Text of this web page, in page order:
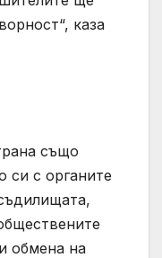
каза
също
си с органите
обмена на